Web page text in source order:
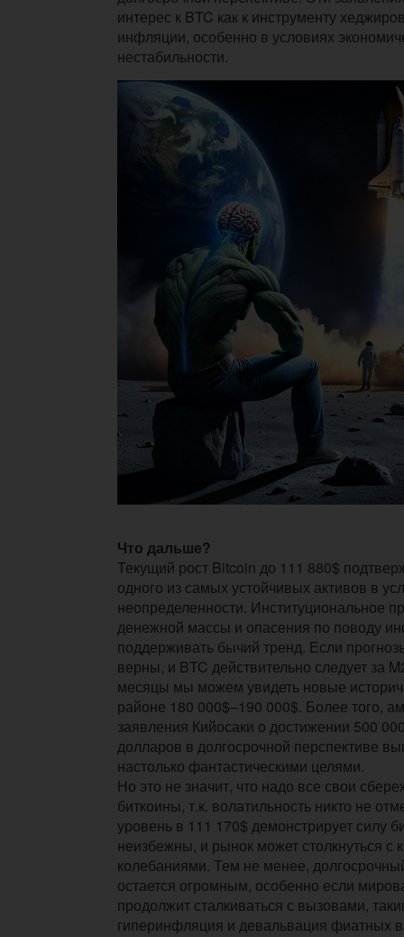
интерес к BTC как к инструменту
инфляции, особенно в условиях
нестабильности.
Что дальше?
Текущий рост Bitcoin до 111 880$
одного из самых устойчивых активов в
неопределенности. Институциональное
денежной массы и опасения по поводу
поддерживать бычий тренд. Если
верны, и BTC действительно следует за
месяцы мы можем увидеть новые
районе 180 000$–190 000$. Более того,
заявления Кийосаки о достижении 500
долларов в долгосрочной перспективе
настолько фантастическими целями.
Но это не значит, что надо все свои
биткоины, т.к. волатильность никто не
уровень в 111 170$ демонстрирует силу
неизбежны, и рынок может столкнуться с
колебаниями. Тем не менее,
остается огромным, особенно если
продолжит сталкиваться с вызовами,
гиперинфляция и девальвация фиатных